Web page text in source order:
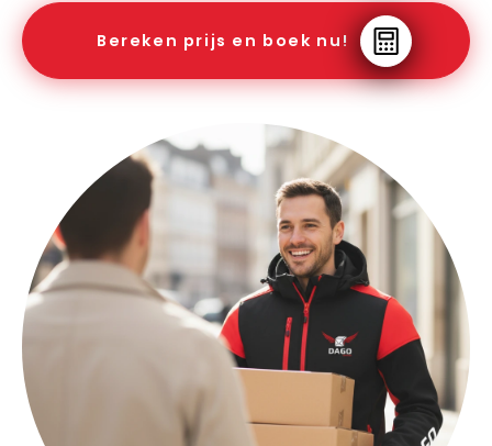
Bereken prijs en boek nu!